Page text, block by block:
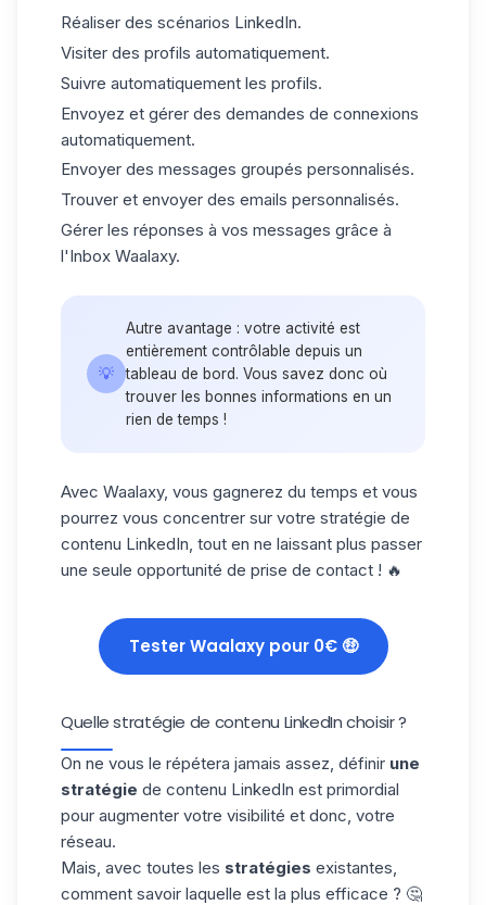
Réaliser des scénarios LinkedIn.
Visiter des profils automatiquement.
Suivre automatiquement les profils.
Envoyez et gérer des demandes de connexions
automatiquement.
Envoyer des messages groupés personnalisés.
Trouver et envoyer des emails personnalisés.
Gérer les réponses à vos messages grâce à
l'Inbox Waalaxy.
💡
Autre avantage : votre activité est
entièrement contrôlable depuis un
tableau de bord. Vous savez donc où
trouver les bonnes informations en un
rien de temps !
Avec Waalaxy, vous gagnerez du temps et vous
pourrez vous concentrer sur votre stratégie de
contenu LinkedIn, tout en ne laissant plus passer
une seule opportunité de prise de contact ! 🔥
Tester Waalaxy pour 0€ 🤑
Quelle stratégie de contenu LinkedIn choisir ?
On ne vous le répétera jamais assez, définir une
stratégie de contenu LinkedIn est primordial
pour augmenter votre visibilité et donc, votre
réseau.
Mais, avec toutes les stratégies existantes,
comment savoir laquelle est la plus efficace ? 🤔